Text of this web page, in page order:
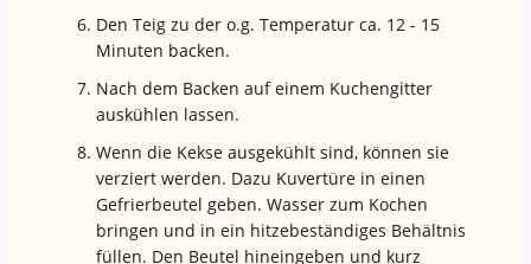
Den Teig zu der o.g. Temperatur ca. 12 - 15
Minuten backen.
Nach dem Backen auf einem Kuchengitter
auskühlen lassen.
Wenn die Kekse ausgekühlt sind, können sie
verziert werden. Dazu Kuvertüre in einen
Gefrierbeutel geben. Wasser zum Kochen
bringen und in ein hitzebeständiges Behältnis
füllen. Den Beutel hineingeben und kurz